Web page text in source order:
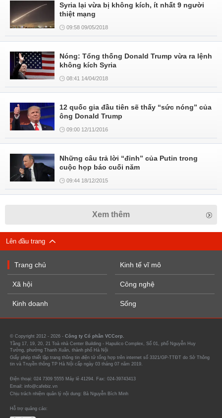
Syria lại vừa bị không kích, ít nhất 9 người
thiệt mạng
09:58 09/05/2018
Nóng: Tổng thống Donald Trump vừa ra lệnh
không kích Syria
08:41 14/04/2018
12 quốc gia đầu tiên sẽ thấy “sức nóng” của
ông Donald Trump
09:00 12/11/2016
Những câu trả lời “đỉnh” của Putin trong
cuộc họp báo cuối năm
09:44 18/12/2015
Xem thêm
Lên đầu trang
Trang chủ
Xã hội
Kinh doanh
Kinh tế vĩ mô
Công nghệ
Sống
© Copyright 2012 - 2026 - Công ty Cổ phần VCCorp.
Tầng 17, 19, 20, 21 Toà nhà Center Building - Hapulico Complex, Số 01, phố Nguyễn Huy
Tưởng, phường Thanh Xuân, thành phố Hà Nội
Giấy phép thiết lập trang thông tin điện tử tổng hợp trên internet số 3321/GP-TTĐT do Sở Thông
tin và Truyền thông TP Hà Nội cấp ngày 03 tháng 07 năm 2019.
Điện thoại: 024 7309 5555 Máy lẻ 41294. Fax: 024-39743413
Email: info@cafebiz.vn
Chịu trách nhiệm quản lý nội dung: Bà Nguyễn Bích Minh
Hỗ trợ quảng cáo: